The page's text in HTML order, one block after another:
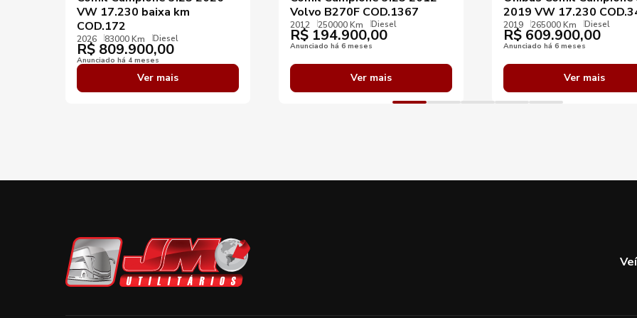
VW 17.230 baixa km
COD.172
2026 83000 Km Diesel
R$ 809.900,00
Anunciado há 4 meses
Ver mais
Volvo B270F COD.1367
2012 250000 Km Diesel
R$ 194.900,00
Anunciado há 6 meses
Ver mais
2019 VW 17.230
2019 265000 Km Diesel
R$ 609.900,00
Anunciado há 6 meses
Ver mais